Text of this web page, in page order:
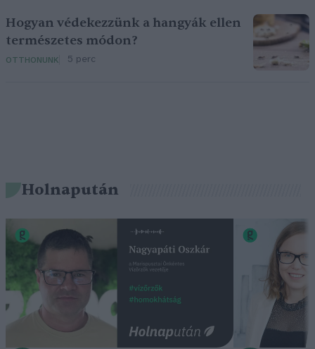
Hogyan védekezzünk a hangyák ellen
természetes módon?
OTTHONUNK 5 perc
Holnapután